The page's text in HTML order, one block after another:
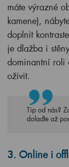
máte výrazné
kamene),
doplnit
je dlažba i
dominantní roli
oživit.
Tip od nás?
dolaďte až
3. Online i